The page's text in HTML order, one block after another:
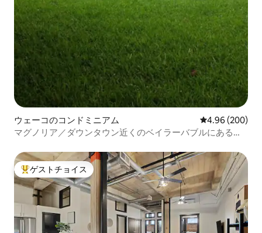
ウェーコのコンドミニアム レビュー200
4.96 (200)
マグノリア／ダウンタウン近くのベイラーバブルにある快
大好評のゲストチョイスです。
ゲストチョイス